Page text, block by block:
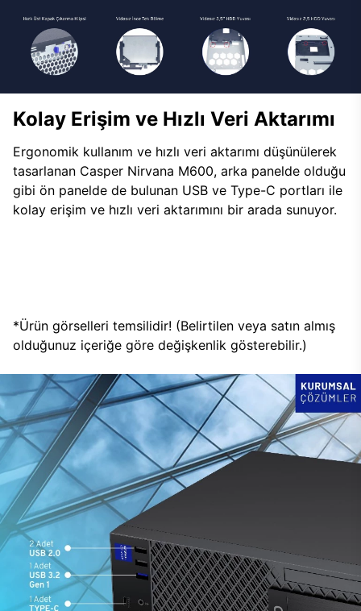
Kolay Erişim ve Hızlı Veri Aktarımı
Ergonomik kullanım ve hızlı veri aktarımı düşünülerek
tasarlanan Casper Nirvana M600, arka panelde olduğu
gibi ön panelde de bulunan USB ve Type-C portları ile
kolay erişim ve hızlı veri aktarımını bir arada sunuyor.
*Ürün görselleri temsilidir! (Belirtilen veya satın almış
olduğunuz içeriğe göre değişkenlik gösterebilir.)